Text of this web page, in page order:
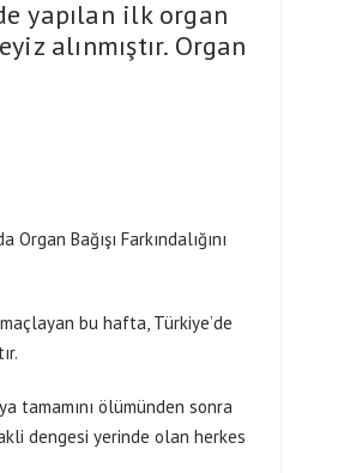
yapılan ilk organ
alınmıştır. Organ
Bağışı Farkındalığını
bu hafta, Türkiye’de
tamamını ölümünden sonra
dengesi yerinde olan herkes